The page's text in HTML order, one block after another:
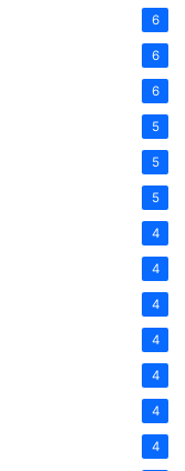
6
6
6
5
5
5
4
4
4
4
4
4
4